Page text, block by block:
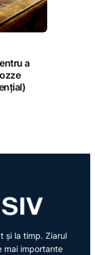
a
și la timp. Ziarul
mai importante